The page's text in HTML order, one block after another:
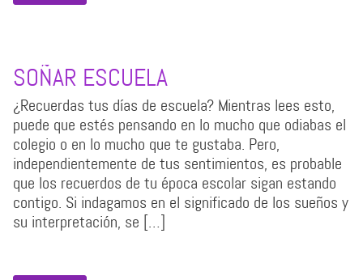
SOÑAR ESCUELA
¿Recuerdas tus días de escuela? Mientras lees esto,
puede que estés pensando en lo mucho que odiabas el
colegio o en lo mucho que te gustaba. Pero,
independientemente de tus sentimientos, es probable
que los recuerdos de tu época escolar sigan estando
contigo. Si indagamos en el significado de los sueños y
su interpretación, se […]